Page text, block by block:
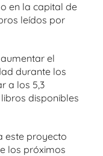
en la capital de
leídos por
el
durante los
a los 5,3
disponibles
este proyecto
los próximos